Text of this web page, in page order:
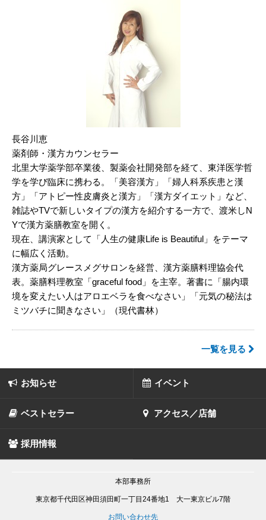
長谷川恵
薬剤師・漢方カウンセラー
北里大学薬学部卒業後、製薬会社開発部を経て、東洋医学哲
学を学び臨床に携わる。「美容漢方」「婦人科系疾患と漢
方」「アトピー性皮膚炎と漢方」「漢方ダイエット」など、
雑誌やTVで新しいタイプの漢方を紹介する一方で、渡米しN
Yで漢方薬膳教室を開く。
現在、講演家として「人生の健康Life is Beautiful」をテーマ
に幅広く活動。
漢方薬局グレースメグサロンを経営、漢方薬膳料理協会代
表。薬膳料理教室「graceful food」を主宰。著書に「腸内環
境を変えたい人はアロエベラを食べなさい」「元気の秘法は
ミツバチに聞きなさい」（現代書林）
一覧を見る
お知らせ イベント
ベストセラー アクセス／店舗
採用情報
本部事務所
東京都千代田区神田須田町一丁目24番地1 大一東京ビル7階
お問い合わせ先